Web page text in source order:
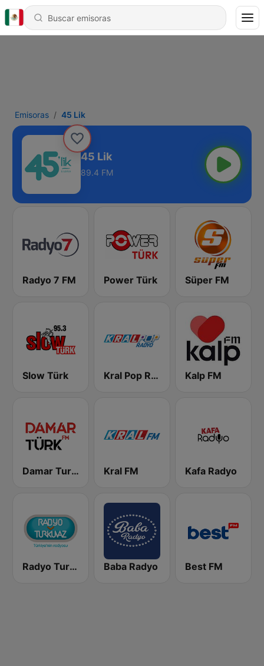
Emisoras 45 Lik
45 Lik
89.4 FM
Radyo 7 FM Power Türk Süper FM
Slow Türk Kral Pop Radyo Kalp FM
Damar Turk FM Kral FM Kafa Radyo
Radyo Turkuvaz Baba Radyo Best FM